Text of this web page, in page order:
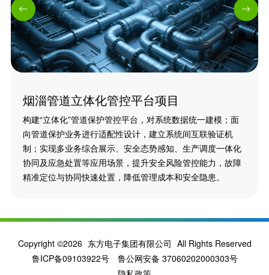
烟淄管道立体化管控平台项目
构建“立体化”管道保护管控平台，对系统数据统一建模；面
向管道保护业务进行适配性设计，建立系统间互联验证机
制；实现多业务综合展示、安全态势感知、生产调度一体化
协同及应急处置等应用场景，提升安全风险管控能力，故障
精准定位与协同快速处置，降低管理成本和安全隐患。
Copyright ©2026 东方电子集团有限公司 All Rights Reserved
鲁ICP备09103922号
鲁公网安备 37060202000303号